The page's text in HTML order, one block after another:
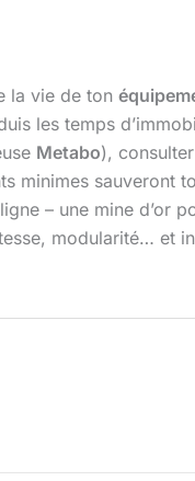
la vie de ton
les temps
Metabo),
minimes sauveront
– une mine d’or
modularité… et